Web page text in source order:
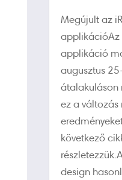
Megújult az
applikációAz
applikáció
augusztus
átalakuláson
ez a változás
következő
design